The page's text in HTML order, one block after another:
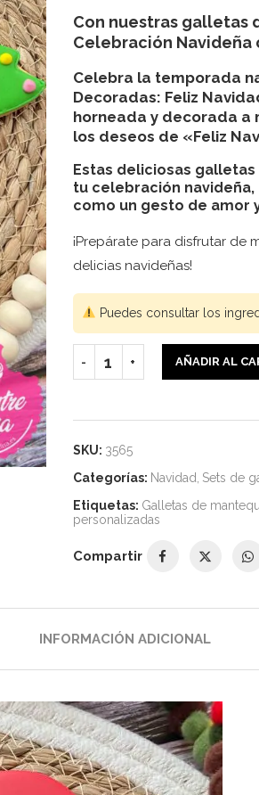
Con nuestras galletas
Celebración Navideña
Celebra la temporada
Decoradas: Feliz
horneada y decorada a
los deseos de «Feliz
Estas deliciosas
tu celebración
como un gesto de amor
¡Prepárate para disfrutar de
delicias navideñas!
Puedes consultar los
AÑADIR AL
SKU: 3565
Categorías: Navidad Sets de
Etiquetas: Galletas de
personalizadas
Compartir
INFORMACIÓN ADICIONAL